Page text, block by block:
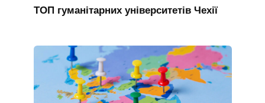
ТОП гуманітарних університетів Чехії